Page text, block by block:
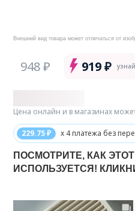
Внешний вид товара может отличаться от
948 ₽ 919 ₽
229.75 ₽ x 4 платежа без
Цена онлайн и в магазинах
ПОСМОТРИТЕ, КАК
ИСПОЛЬЗУЕТСЯ!